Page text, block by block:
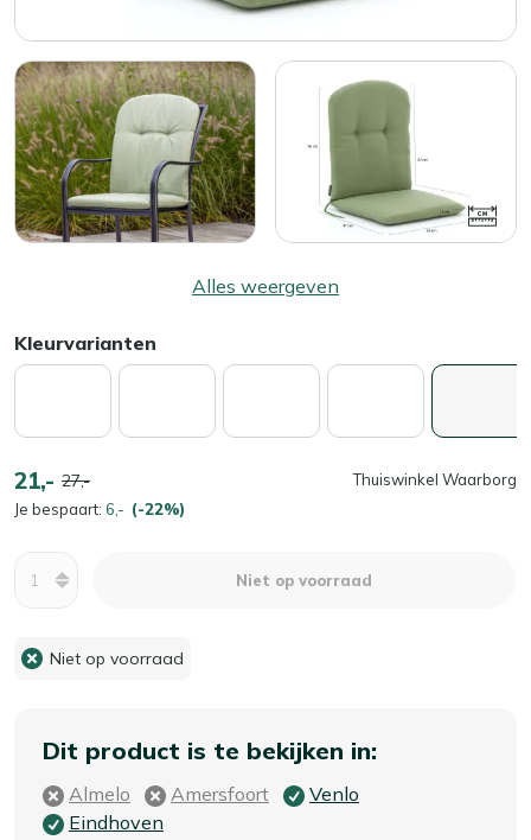
Alles weergeven
Kleurvarianten
21,- 27,-
Je bespaart: 6,- (-22%)
Thuiswinkel Waarborg
Niet op voorraad
Niet op voorraad
Dit product is te bekijken in:
Almelo Amersfoort
Venlo
Eindhoven